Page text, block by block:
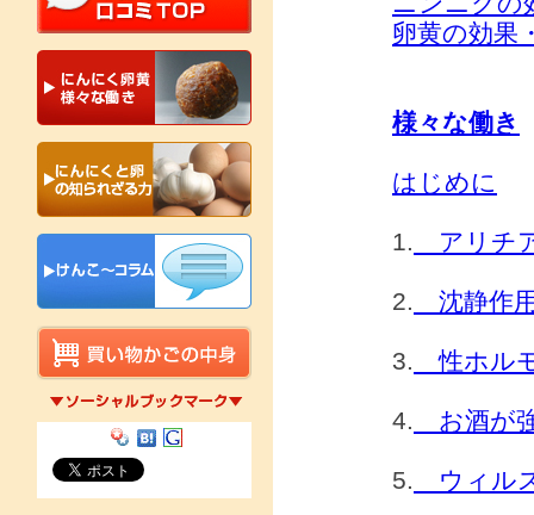
卵黄の効果
様々な働き
はじめに
1. アリチ
2. 沈静作
3. 性ホル
4. お酒が
5. ウィル